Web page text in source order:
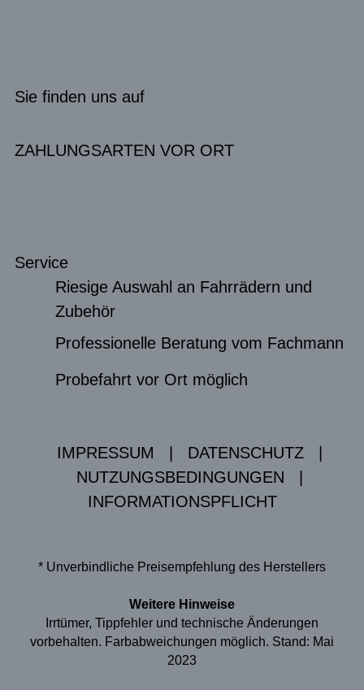
Sie finden uns auf
ZAHLUNGSARTEN VOR ORT
Service
Riesige Auswahl an Fahrrädern und
Zubehör
Professionelle Beratung vom Fachmann
Probefahrt vor Ort möglich
IMPRESSUM DATENSCHUTZ
NUTZUNGSBEDINGUNGEN
INFORMATIONSPFLICHT
* Unverbindliche Preisempfehlung des Herstellers
Weitere Hinweise
Irrtümer, Tippfehler und technische Änderungen
vorbehalten. Farbabweichungen möglich. Stand: Mai
2023